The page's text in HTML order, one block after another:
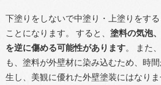
下塗りをしないで中塗り・上塗りをす
ことになります。 すると、 塗料の気泡
を逆に傷める可能性があります。 また
も、塗料が外壁材に染み込むため、時
生し、美観に優れた外壁塗装にはなりま